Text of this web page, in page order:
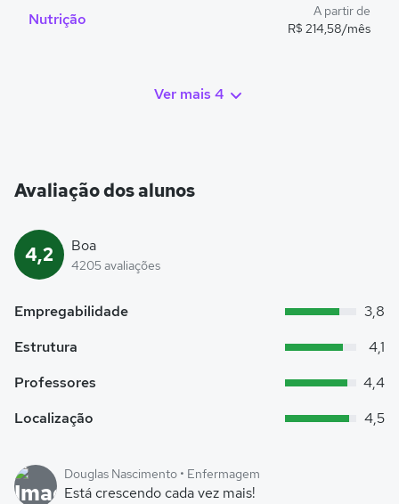
Nutrição
A partir de
R$ 214,58/mês
Ver mais 4
Avaliação dos alunos
4,2 Boa
4205 avaliações
Empregabilidade
3,8
Estrutura
4,1
Professores
4,4
Localização
4,5
Douglas Nascimento • Enfermagem
Está crescendo cada vez mais!